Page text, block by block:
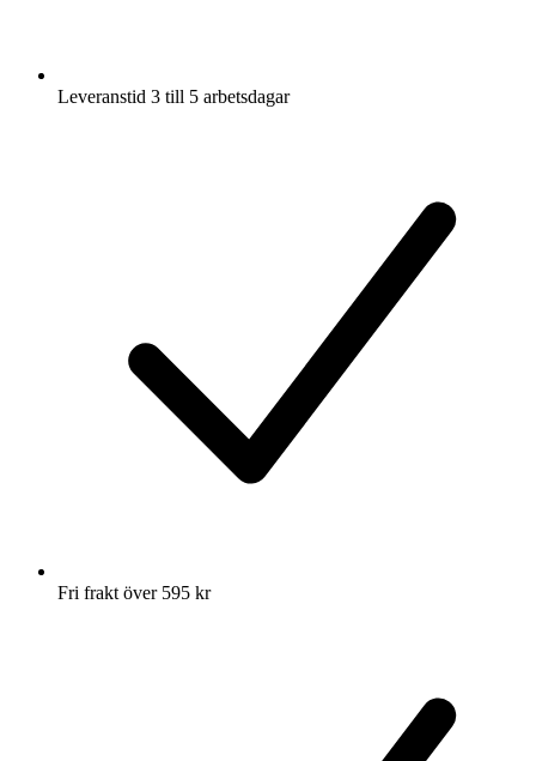
Leveranstid 3 till 5 arbetsdagar
Fri frakt över 595 kr